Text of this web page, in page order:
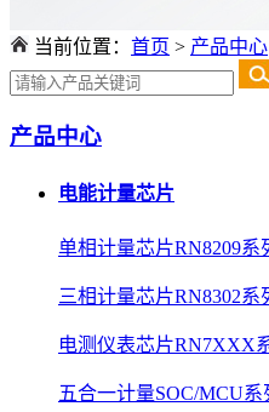
当前位置： 首页 > 产品中心
产品中心
电能计量芯片
单相计量芯片RN8209系
三相计量芯片RN8302系
电测仪表芯片RN7XXX
五合一计量SOC/MCU系